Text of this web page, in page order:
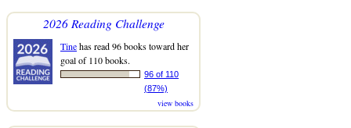
2026 Reading Challenge
Tinehas read 96 books toward her
goal of 110 books.
96 of 110
(87%)
view books